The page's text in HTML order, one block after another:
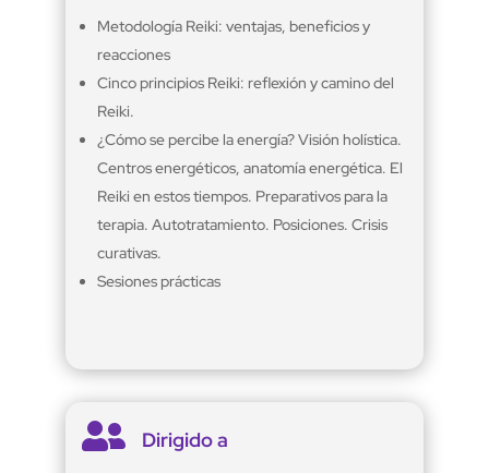
Metodología Reiki: ventajas, beneficios y
reacciones
Cinco principios Reiki: reflexión y camino del
Reiki.
¿Cómo se percibe la energía? Visión holística.
Centros energéticos, anatomía energética. El
Reiki en estos tiempos. Preparativos para la
terapia. Autotratamiento. Posiciones. Crisis
curativas.
Sesiones prácticas
 Dirigido a